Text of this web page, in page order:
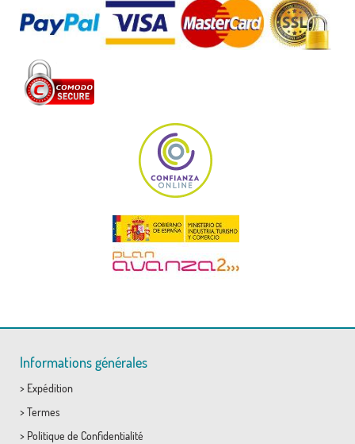
Informations générales
> Expédition
> Termes
> Politique de Confidentialité